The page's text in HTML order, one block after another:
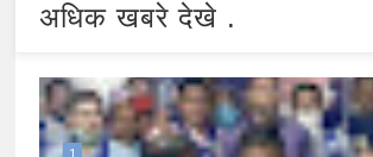
अधिक खबरे देखे .
1